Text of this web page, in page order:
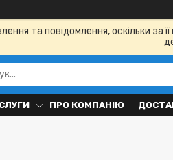
та повідомлення, оскільки за
ПРО КОМПАНІЮ